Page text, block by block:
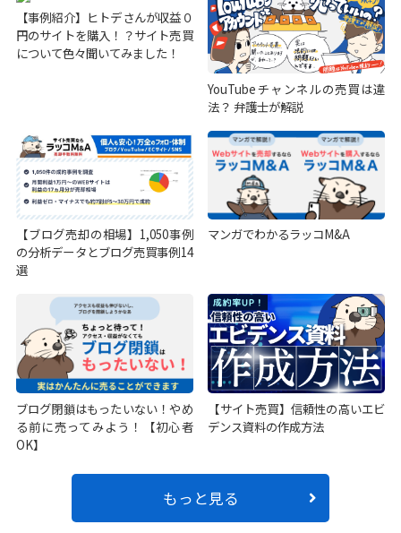
【事例紹介】ヒトデさんが収益０
円のサイトを購入！？サイト売買
について色々聞いてみました！
YouTubeチャンネルの売買は違
法？ 弁護士が解説
【ブログ売却の相場】1,050事例
の分析データとブログ売買事例14
選
マンガでわかるラッコM&A
ブログ閉鎖はもったいない！やめ
る前に売ってみよう！【初心者
OK】
【サイト売買】信頼性の高いエビ
デンス資料の作成方法
もっと見る